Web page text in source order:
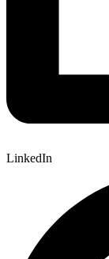
LinkedIn